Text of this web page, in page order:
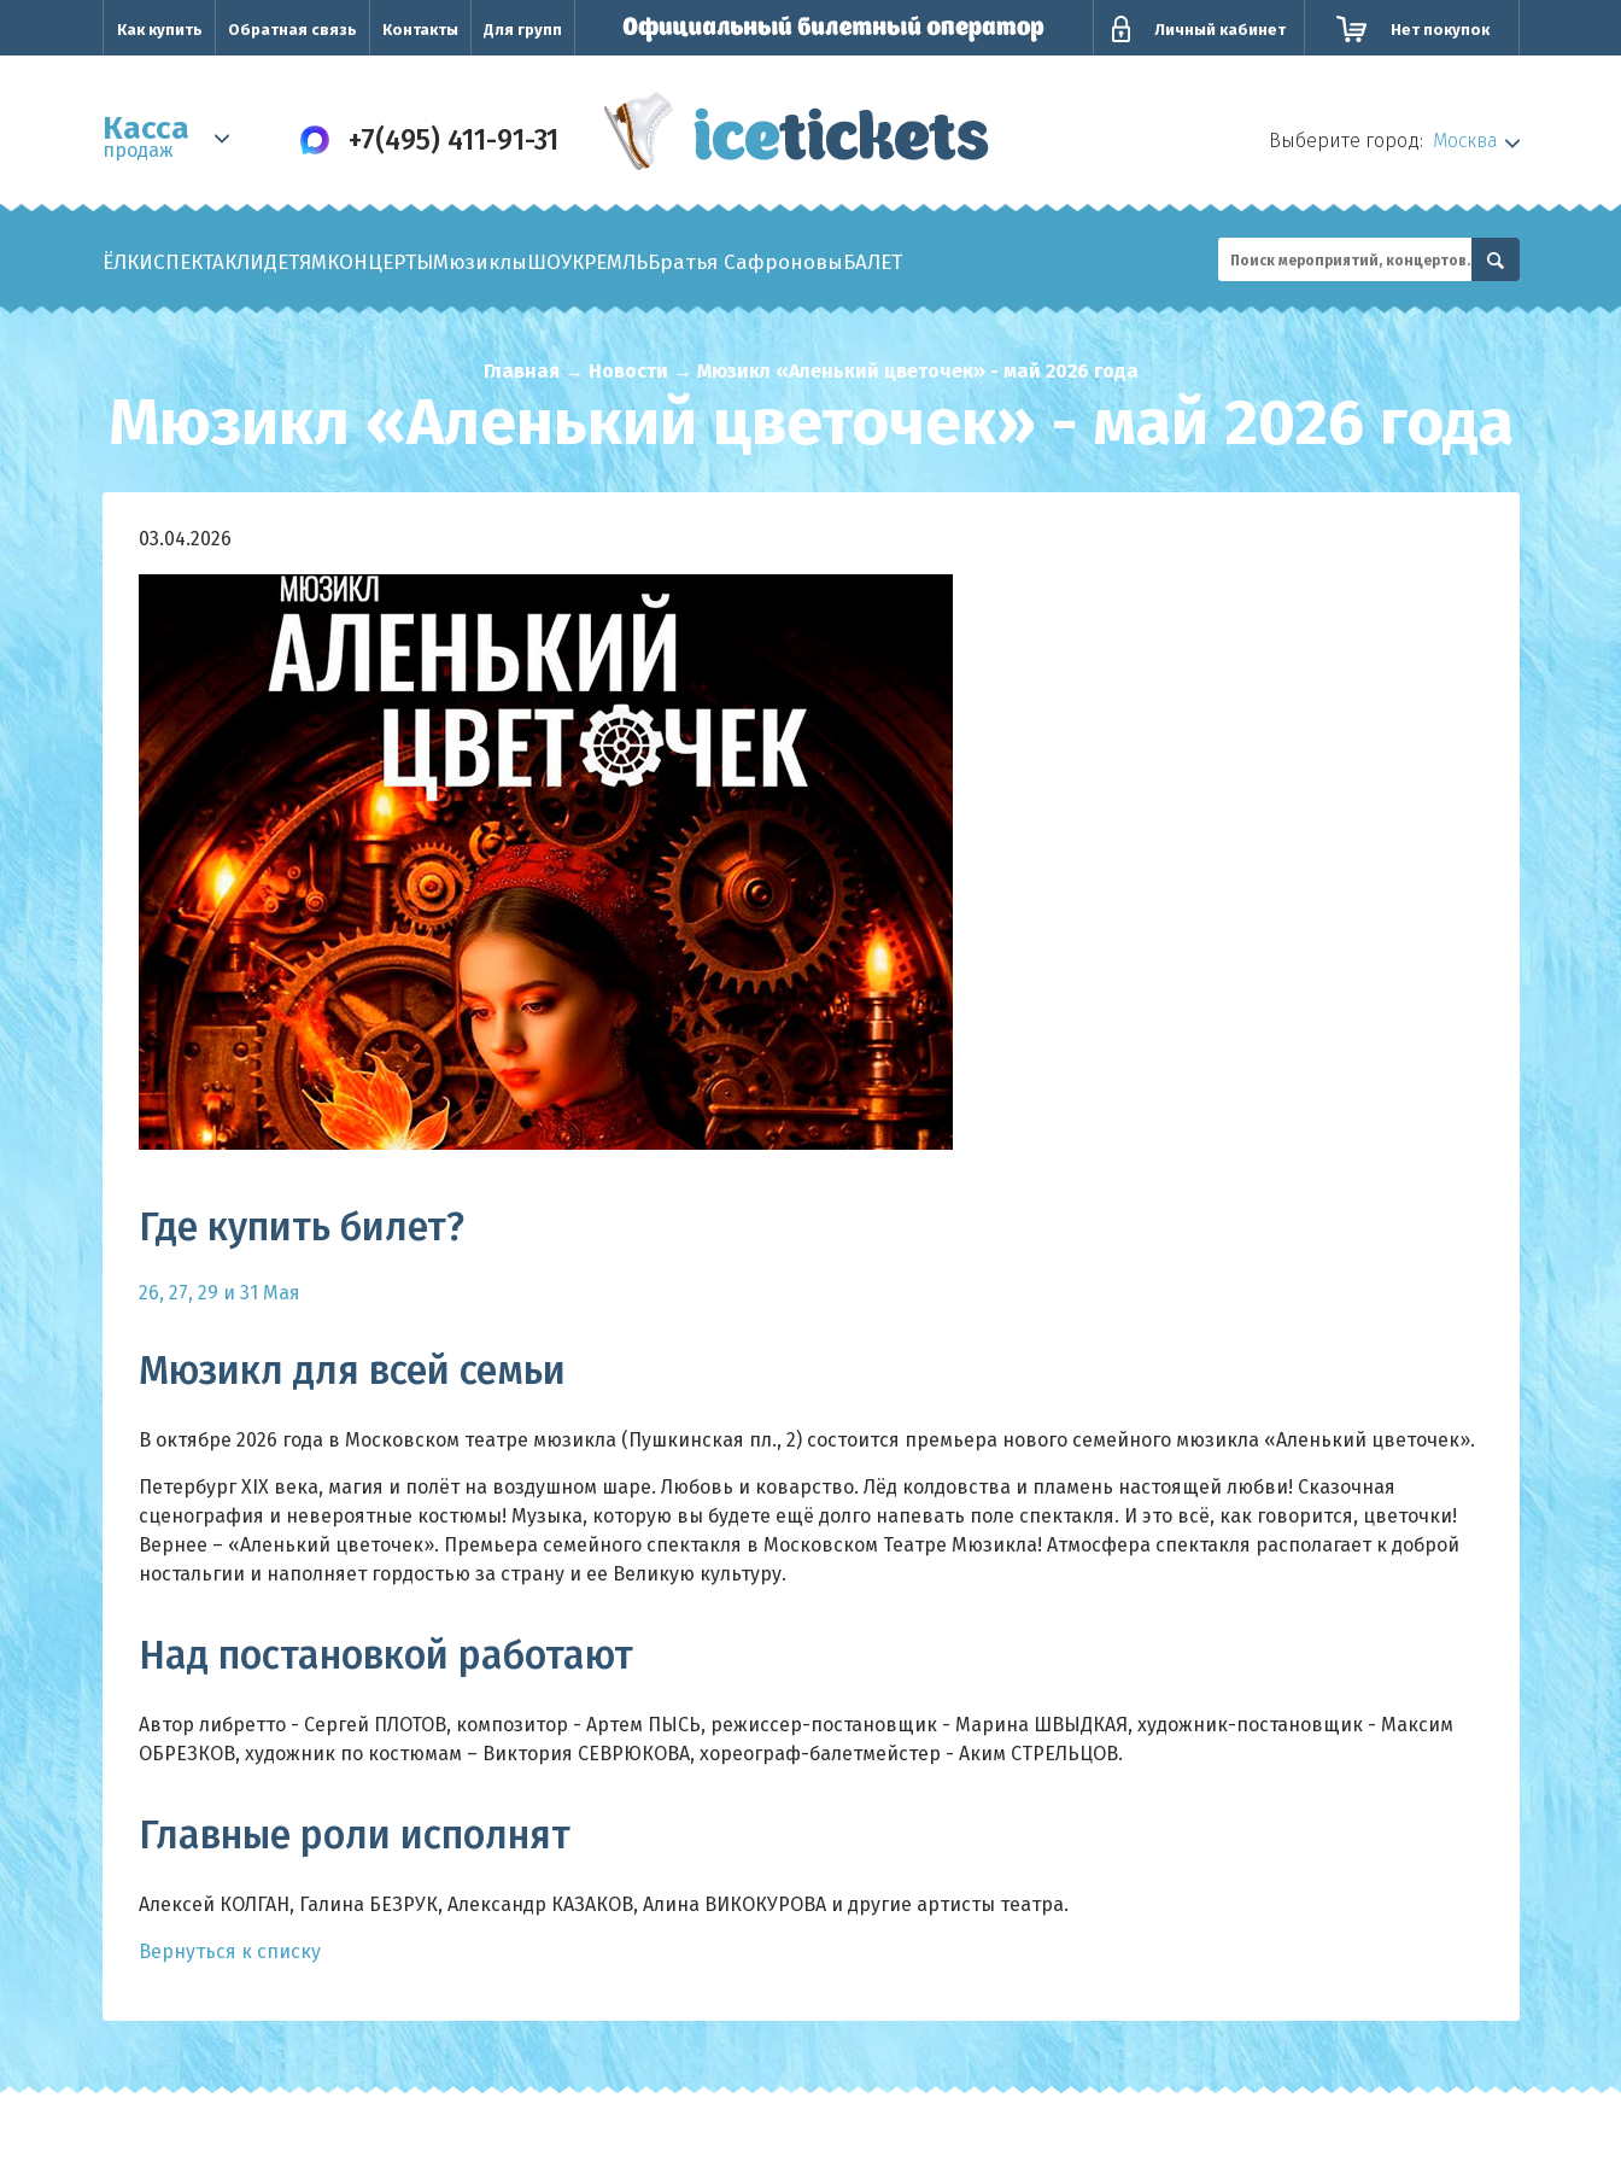
Как купить Обратная связь Контакты Для групп Личный кабинет Нет покупок
Касса
продаж +7(495) 411-91-31 Выберите город: Москва
ЁЛКИСПЕКТАКЛИДЕТЯМКОНЦЕРТЫМюзиклыШОУКРЕМЛЬБратья СафроновыБАЛЕТ
Главная → Новости → Мюзикл «Аленький цветочек» - май 2026 года
Мюзикл «Аленький цветочек» - май 2026 года
03.04.2026
Где купить билет?
26, 27, 29 и 31 Мая
Мюзикл для всей семьи
В октябре 2026 года в Московском театре мюзикла (Пушкинская пл., 2) состоится премьера нового семейного мюзикла «Аленький цветочек».
Петербург XIX века, магия и полёт на воздушном шаре. Любовь и коварство. Лёд колдовства и пламень настоящей любви! Сказочная
сценография и невероятные костюмы! Музыка, которую вы будете ещё долго напевать поле спектакля. И это всё, как говорится, цветочки!
Вернее – «Аленький цветочек». Премьера семейного спектакля в Московском Театре Мюзикла! Атмосфера спектакля располагает к доброй
ностальгии и наполняет гордостью за страну и ее Великую культуру.
Над постановкой работают
Автор либретто - Сергей ПЛОТОВ, композитор - Артем ПЫСЬ, режиссер-постановщик - Марина ШВЫДКАЯ, художник-постановщик - Максим
ОБРЕЗКОВ, художник по костюмам – Виктория СЕВРЮКОВА, хореограф-балетмейстер - Аким СТРЕЛЬЦОВ.
Главные роли исполнят
Алексей КОЛГАН, Галина БЕЗРУК, Александр КАЗАКОВ, Алина ВИКОКУРОВА и другие артисты театра.
Вернуться к списку